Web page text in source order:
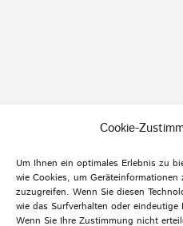
Cookie-
Um Ihnen ein optimales Erlebnis zu
wie Cookies, um
zuzugreifen. Wenn Sie diesen
wie das Surfverhalten oder
Wenn Sie Ihre Zustimmung nicht
Default Footer Text